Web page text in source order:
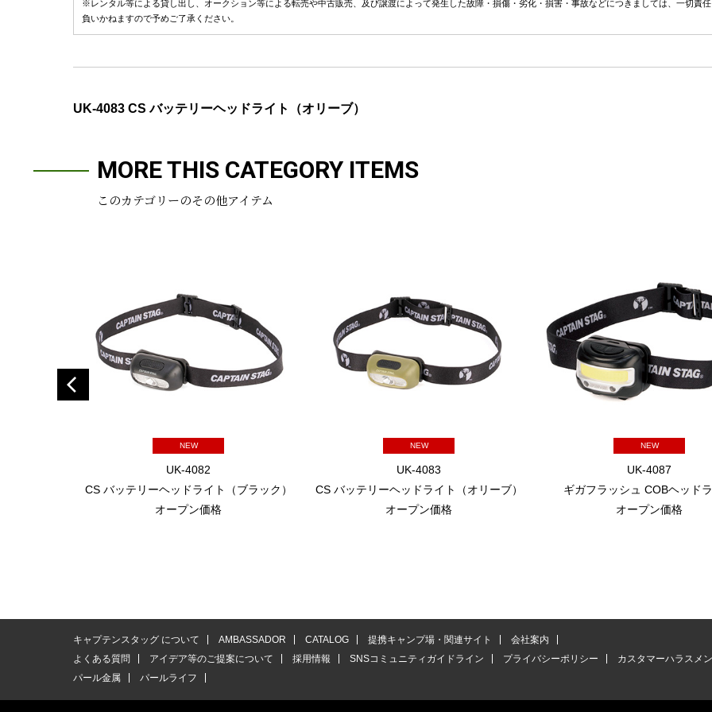
※レンタル等による貸し出し、オークション等による転売や中古販売、及び譲渡によって発生した故障・損傷・劣化・損害・事故などにつきましては、一切責
負いかねますので予めご了承ください。
UK-4083 CS バッテリーヘッドライト（オリーブ）
MORE THIS CATEGORY ITEMS
このカテゴリーのその他アイテム
NEW
UK-4082
CS バッテリーヘッドライト（ブラック）
オープン価格
NEW
UK-4083
CS バッテリーヘッドライト（オリーブ）
オープン価格
NEW
UK-4087
ギガフラッシュ COBヘッド
オープン価格
キャプテンスタッグ について AMBASSADOR CATALOG 提携キャンプ場・関連サイト
会社案内
よくある質問
アイデア等のご提案について 採用情報 SNSコミュニティガイドライン プライバシーポリシー
カスタマーハラスメ
パール金属
パールライフ